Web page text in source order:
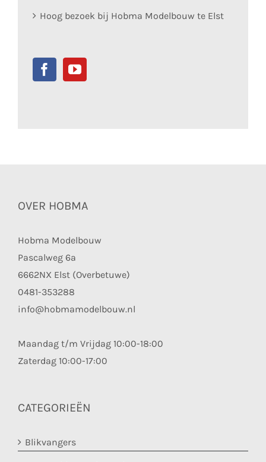
Hoog bezoek bij Hobma Modelbouw te Elst
OVER HOBMA
Hobma Modelbouw
Pascalweg 6a
6662NX Elst (Overbetuwe)
0481-353288
info@hobmamodelbouw.nl
Maandag t/m Vrijdag 10:00-18:00
Zaterdag 10:00-17:00
CATEGORIEËN
Blikvangers